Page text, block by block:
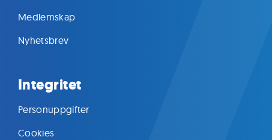
Medlemskap
Nyhetsbrev
Integritet
Personuppgifter
Cookies